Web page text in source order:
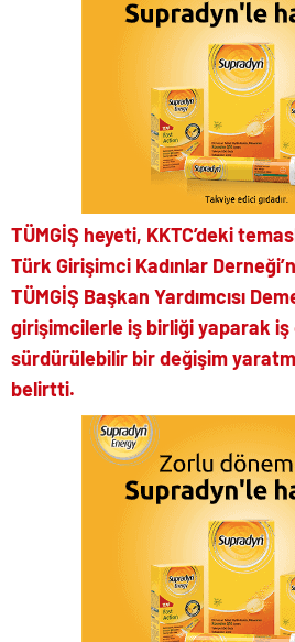
TÜMGİŞ heyeti, KKTC’deki
Türk Girişimci Kadınlar
TÜMGİŞ Başkan Yardımcısı
girişimcilerle iş birliği yaparak iş
sürdürülebilir bir değişim
belirtti.